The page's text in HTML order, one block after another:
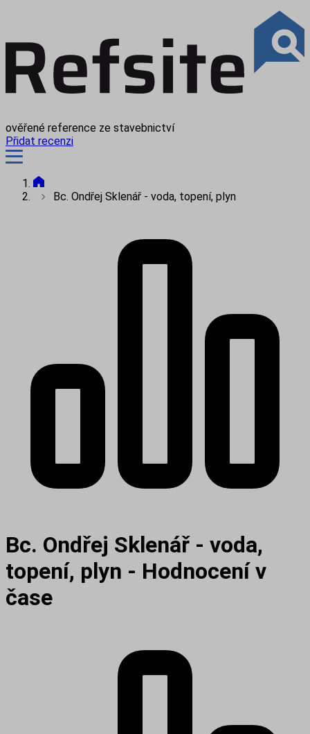
ověřené reference ze stavebnictví
Přidat recenzi
Bc. Ondřej Sklenář - voda, topení, plyn
Bc. Ondřej Sklenář - voda,
topení, plyn - Hodnocení v
čase